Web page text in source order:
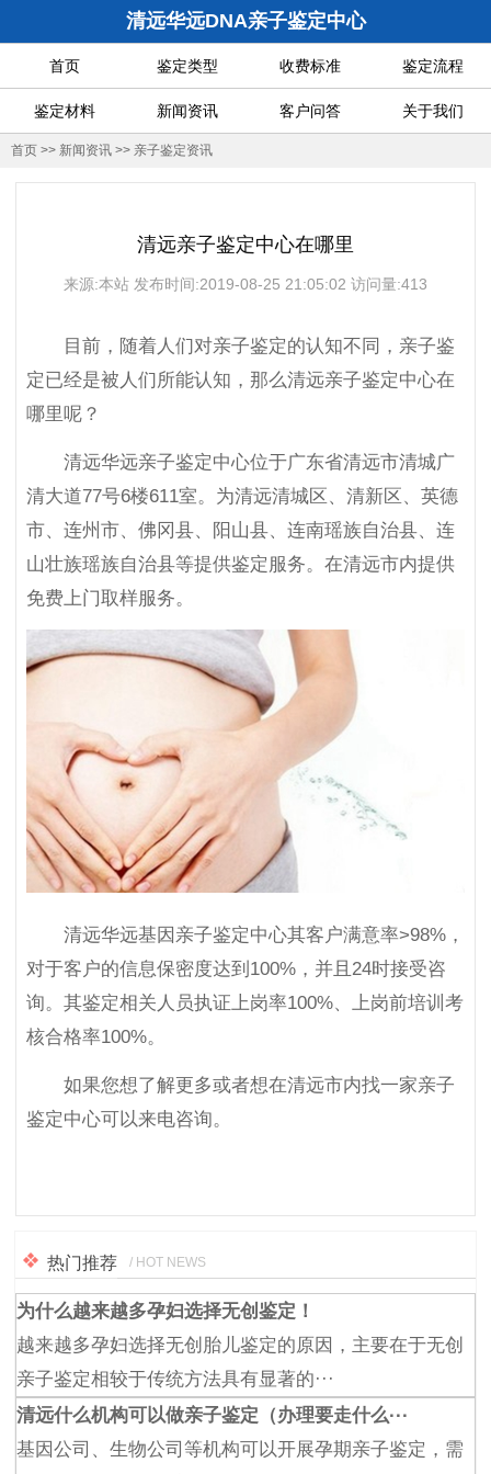
清远华远DNA亲子鉴定中心
首页 鉴定类型 收费标准 鉴定流程
鉴定材料 新闻资讯 客户问答 关于我们
首页 >> 新闻资讯 >> 亲子鉴定资讯
清远亲子鉴定中心在哪里
来源:本站 发布时间:2019-08-25 21:05:02 访问量:413
目前，随着人们对亲子鉴定的认知不同，亲子鉴
定已经是被人们所能认知，那么清远亲子鉴定中心在
哪里呢？
清远华远亲子鉴定中心位于广东省清远市清城广
清大道77号6楼611室。为清远清城区、清新区、英德
市、连州市、佛冈县、阳山县、连南瑶族自治县、连
山壮族瑶族自治县等提供鉴定服务。在清远市内提供
免费上门取样服务。
清远华远基因亲子鉴定中心其客户满意率>98%，
对于客户的信息保密度达到100%，并且24时接受咨
询。其鉴定相关人员执证上岗率100%、上岗前培训考
核合格率100%。
如果您想了解更多或者想在清远市内找一家亲子
鉴定中心可以来电咨询。
热门推荐 / HOT NEWS
为什么越来越多孕妇选择无创鉴定！
越来越多孕妇选择无创胎儿鉴定的原因，主要在于无创
亲子鉴定相较于传统方法具有显著的···
清远什么机构可以做亲子鉴定（办理要走什么···
基因公司、生物公司等机构可以开展孕期亲子鉴定，需